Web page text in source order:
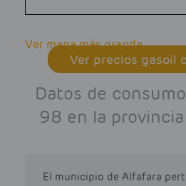
Ver mapa más grande
Ver precios gasoil
Datos de
98 en la
El municipio de Alfafara